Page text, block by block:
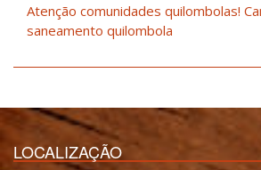
Atenção comunidades quilombolas!
saneamento quilombola
LOCALIZAÇÃO